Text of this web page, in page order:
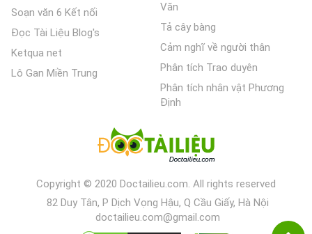
Soạn văn 6 Kết nối
Đọc Tài Liệu Blog's
Ketqua net
Lô Gan Miền Trung
Văn
Tả cây bàng
Cảm nghĩ về người thân
Phân tích Trao duyên
Phân tích nhân vật Phương
Định
Copyright © 2020 Doctailieu.com. All rights reserved
82 Duy Tân, P Dịch Vọng Hậu, Q Cầu Giấy, Hà Nội
doctailieu.com@gmail.com